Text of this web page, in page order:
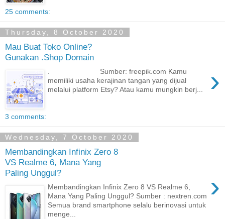
25 comments:
Thursday, 8 October 2020
Mau Buat Toko Online?
Gunakan .Shop Domain
›
. Sumber: freepik.com Kamu
memiliki usaha kerajinan tangan yang dijual
melalui platform Etsy? Atau kamu mungkin berj...
3 comments:
Wednesday, 7 October 2020
Membandingkan Infinix Zero 8
VS Realme 6, Mana Yang
Paling Unggul?
›
Membandingkan Infinix Zero 8 VS Realme 6,
Mana Yang Paling Unggul? Sumber : nextren.com
Semua brand smartphone selalu berinovasi untuk
menge...